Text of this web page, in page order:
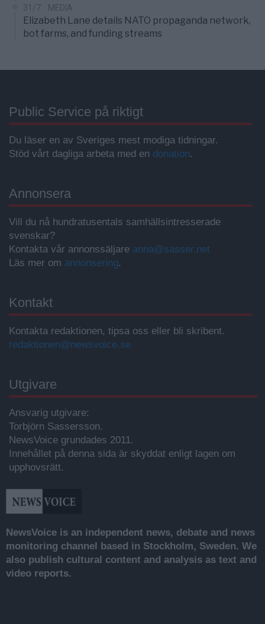
31/7 MEDIA
Elizabeth Lane details NATO propaganda network,
bot farms, and funding streams
Public Service på riktigt
Du läser en av Sveriges mest modiga tidningar.
Stöd vårt dagliga arbeta med en donation.
Annonsera
Vill du nå hundratusentals samhällsintresserade
svenskar?
Kontakta vår annonssäljare anna@sasser.net
Läs mer om annonsering.
Kontakt
Kontakta redaktionen, tipsa oss eller bli skribent.
redaktionen@newsvoice.se
Utgivare
Ansvarig utgivare:
Torbjörn Sassersson.
NewsVoice grundades 2011.
Innehållet på denna sida är skyddat enligt lagen om
upphovsrätt.
NewsVoice is an independent news, debate and news
monitoring channel based in Stockholm, Sweden. We
also publish cultural content and analysis as text and
video reports.